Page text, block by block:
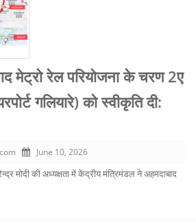
मेट्रो रेल परियोजना के चरण 2ए
गलियारे) को स्वीकृति दी:
June 10, 2026
मोदी की अध्यक्षता में केंद्रीय मंत्रिमंडल ने अहमदाबाद